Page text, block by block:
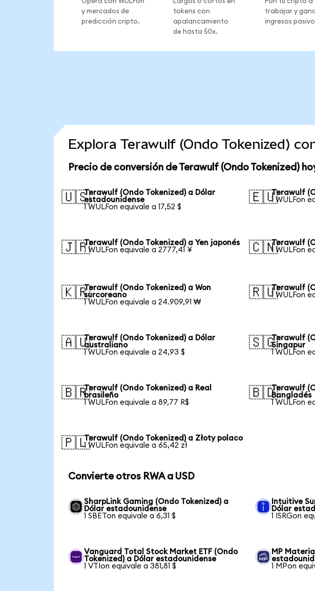
y mercados de
predicción cripto.
tokens con
apalancamiento
de hasta 50x.
trabajar y
ingresos
Explora Terawulf (Ondo Tokenized)
Precio de conversión de Terawulf (Ondo Tokenized)
🇺🇸Terawulf (Ondo Tokenized) a Dólar
estadounidense
1 WULFon equivale a 17,52 $
🇪🇺Terawulf
1 WULFon
🇯🇵Terawulf (Ondo Tokenized) a Yen japonés
1 WULFon equivale a 2777,41 ¥
🇨🇳Terawulf
1 WULFon
🇰🇷Terawulf (Ondo Tokenized) a Won
surcoreano
1 WULFon equivale a 24.909,91 ₩
🇷🇺Terawulf
1 WULFon
🇦🇺Terawulf (Ondo Tokenized) a Dólar
australiano
1 WULFon equivale a 24,93 $
🇸🇬Terawulf
Singapur
1 WULFon
🇧🇷Terawulf (Ondo Tokenized) a Real
brasileño
1 WULFon equivale a 89,77 R$
🇧🇩Terawulf
Bangladés
1 WULFon
🇵🇱Terawulf (Ondo Tokenized) a Złoty polaco
1 WULFon equivale a 65,42 zł
Convierte otros RWA a USD
SharpLink Gaming (Ondo Tokenized) a
Dólar estadounidense
1 SBETon equivale a 6,31 $
Intuitive
Dólar
1 ISRGon
Vanguard Total Stock Market ETF (Ondo
Tokenized) a Dólar estadounidense
1 VTIon equivale a 381,81 $
MP
1 MPon